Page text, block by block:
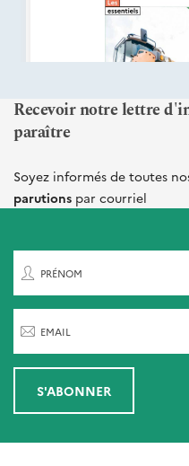
Recevoir notre lettre
paraître
Soyez informés de toutes
parutions par courriel
PRÉNOM
EMAIL
S'ABONNER